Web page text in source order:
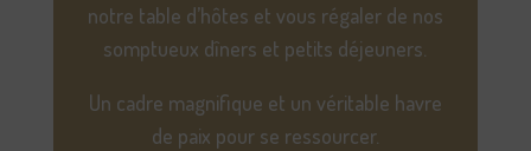
notre table d’hôtes et vous régaler de nos
somptueux dîners et petits déjeuners.
Un cadre magnifique et un véritable havre
de paix pour se ressourcer.